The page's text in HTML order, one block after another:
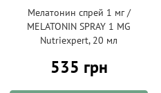
Мелатонин спрей 1 мг /
MELATONIN SPRAY 1 MG
Nutriexpert, 20 мл
535 грн